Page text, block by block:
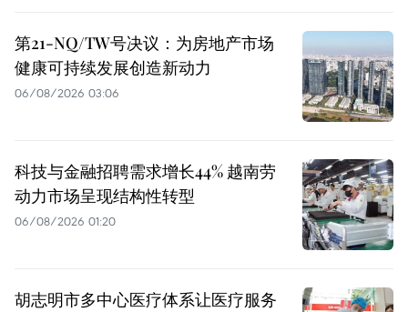
第21-NQ/TW号决议：为房地产市场
健康可持续发展创造新动力
06/08/2026 03:06
科技与金融招聘需求增长44% 越南劳
动力市场呈现结构性转型
06/08/2026 01:20
胡志明市多中心医疗体系让医疗服务